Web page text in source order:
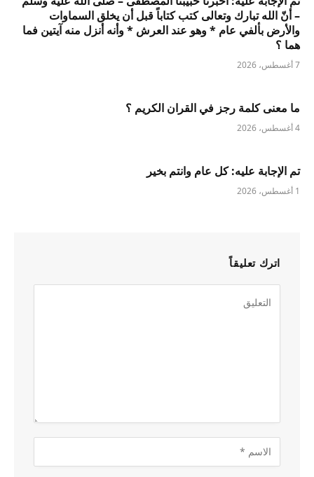
– أنّ الله تبارك وتعالى كتب كتاباً قبل أن يخلق السماوات
والأرض بألفي عام * وهو عند العرش * وأنه أنزل منه آيتين فما
هما ؟
7 أغسطس، 2026
ما معنى كلمة رجز في القران الكريم ؟
4 أغسطس، 2026
تم الإجابة عليه: كل عام وانتم بخير
1 أغسطس، 2026
اترك تعليقاً